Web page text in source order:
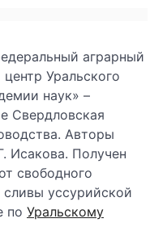
аграрный
Уральского
наук» –
Свердловская
Авторы
Исакова. Получен
свободного
уссурийской
по Уральскому